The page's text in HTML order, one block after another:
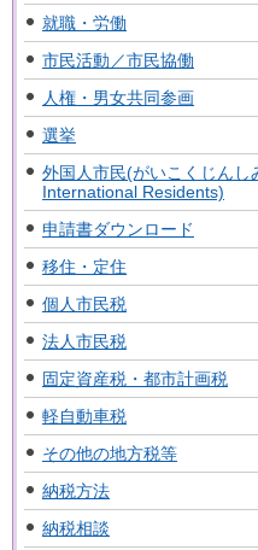
就職・労働
市民活動／市民協働
人権・男女共同参画
選挙
外国人市民(がいこくじん
International Residents)
申請書ダウンロード
移住・定住
個人市民税
法人市民税
固定資産税・都市計画税
軽自動車税
その他の地方税等
納税方法
納税相談